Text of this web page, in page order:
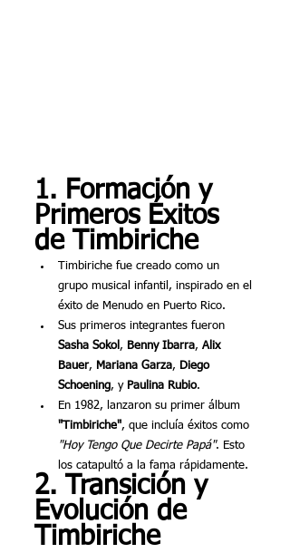
1. Formación y
Primeros Éxitos
de Timbiriche
Timbiriche fue creado como un
grupo musical infantil, inspirado en el
éxito de Menudo en Puerto Rico.
Sus primeros integrantes fueron
Sasha Sokol , Benny Ibarra, Alix
Bauer, Mariana Garza, Diego
Schoening, y Paulina Rubio.
En 1982, lanzaron su primer álbum
"Timbiriche", que incluía éxitos como
"Hoy Tengo Que Decirte Papá". Esto
los catapultó a la fama rápidamente.
2. Transición y
Evolución de
Timbiriche